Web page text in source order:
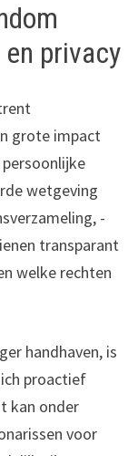
privacy
grote impact
wetgeving
-
transparant
welke rechten
handhaven, is
proactief
kan onder
voor